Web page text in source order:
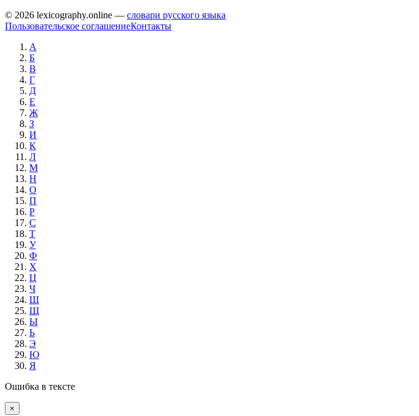
© 2026 lexicography.online — словари русского языка
Пользовательское соглашениеКонтакты
А
Б
В
Г
Д
Е
Ж
З
И
К
Л
М
Н
О
П
Р
С
Т
У
Ф
Х
Ц
Ч
Ш
Щ
Ы
Ь
Э
Ю
Я
Ошибка в тексте
×